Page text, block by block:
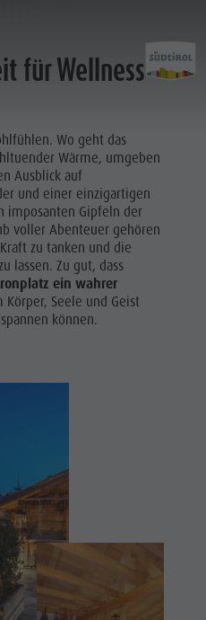
AKTIVITÄTEN PLANEN &
Kultur
Bars &
Pustertal
Events
für Wellness
Wo geht das
Wärme, umgeben
Ausblick auf
und einer einzigartigen
imposanten Gipfeln der
voller Abenteuer gehören
zu tanken und die
lassen. Zu gut, dass
ein wahrer
Körper, Seele und Geist
können.